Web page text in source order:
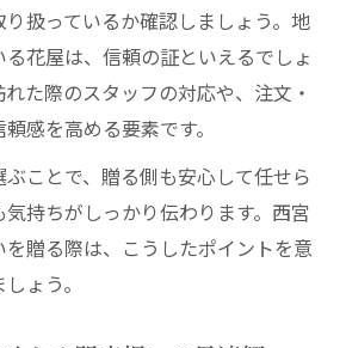
扱っているか確認しましょう。地
花屋は、信頼の証といえるでしょ
た際のスタッフの対応や、注文・
感を高める要素です。
ことで、贈る側も安心して任せら
持ちがしっかり伝わります。西宮
贈る際は、こうしたポイントを意
ょう。